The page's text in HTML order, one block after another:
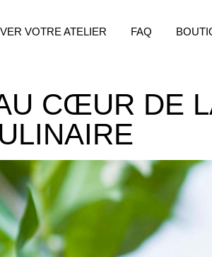
VOTRE ATELIER FAQ
CŒUR DE